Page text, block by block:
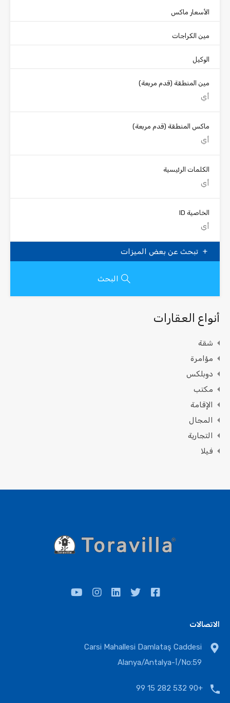
الأسعار ماكس
مين الكراجات
الوكيل
مين المنطقة (قدم مربعة)
ماكس المنطقة (قدم مربعة)
الكلمات الرئيسية
الخاصية ID
تبحث عن بعض الميزات
البحث
أنواع العقارات
شقة
مؤامرة
دوبلكس
مكتب
الإقامة
المجال
التجارية
فيلا
الاتصالات
Carsi Mahallesi Damlataş Caddesi
No:59/أ-Alanya/Antalya
+90 532 282 15 99